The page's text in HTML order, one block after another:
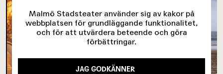
Malmö Stadsteater använder sig av kakor på
webbplatsen för grundläggande funktionalitet,
och för att utvärdera beteende och göra
förbättringar.
JAG GODKÄNNER